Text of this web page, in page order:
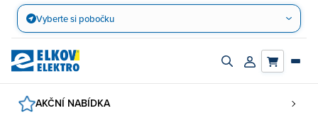
Přejít
obsah
Vyberte si pobočku
Zapnout/vypnout
Přihlásit/
AKČNÍ NABÍDKA